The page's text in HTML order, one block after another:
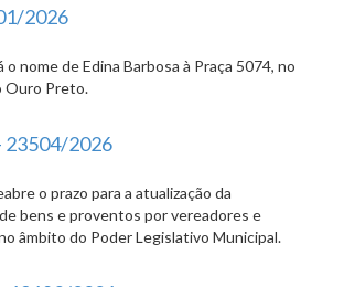
2026
o nome de Edina Barbosa à Praça 5074, no
Ouro Preto.
23504/2026
o prazo para a atualização da
bens e proventos por vereadores e
âmbito do Poder Legislativo Municipal.